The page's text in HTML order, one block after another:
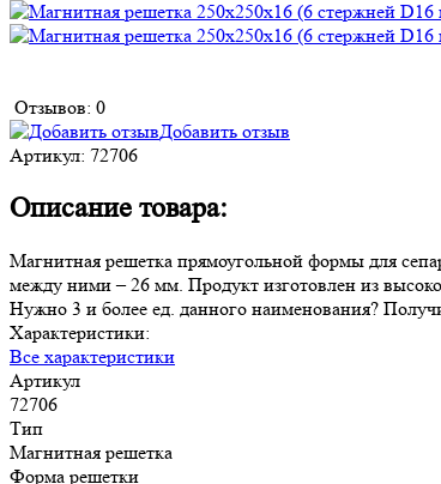
Отзывов: 0
Добавить отзыв
Артикул: 72706
Описание товара:
Магнитная решетка прямоугольной формы для
между ними – 26 мм. Продукт изготовлен из
Нужно 3 и более ед. данного наименования?
Характеристики:
Все характеристики
Артикул
72706
Тип
Магнитная решетка
Форма решетки